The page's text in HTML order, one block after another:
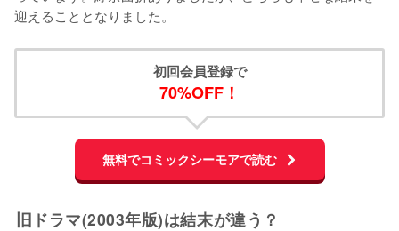
迎えることとなりました。
初回会員登録で
70%OFF！
無料でコミックシーモアで読む
旧ドラマ(2003年版)は結末が違う？